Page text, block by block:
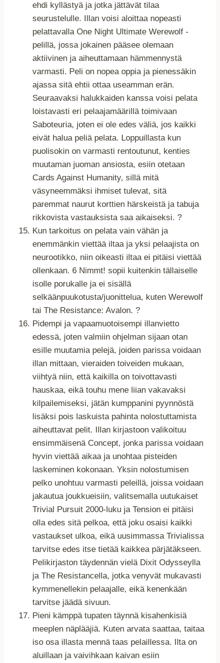
ehdi kyllästyä ja jotka jättävät tilaa
seurustelulle. Illan voisi aloittaa nopeasti
pelattavalla One Night Ultimate Werewolf -
pelillä, jossa jokainen pääsee olemaan
aktiivinen ja aiheuttamaan hämmennystä
varmasti. Peli on nopea oppia ja pienessäkin
ajassa sitä ehtii ottaa useamman erän.
Seuraavaksi halukkaiden kanssa voisi pelata
loistavasti eri pelaajamäärillä toimivaan
Saboteuria, joten ei ole edes väliä, jos kaikki
eivät halua peliä pelata. Loppuillasta kun
puolisokin on varmasti rentoutunut, kenties
muutaman juoman ansiosta, esiin otetaan
Cards Against Humanity, sillä mitä
väsyneemmäksi ihmiset tulevat, sitä
paremmat naurut korttien härskeistä ja tabuja
rikkovista vastauksista saa aikaiseksi. ?
Kun tarkoitus on pelata vain vähän ja
enemmänkin viettää iltaa ja yksi pelaajista on
neurootikko, niin oikeasti iltaa ei pitäisi viettää
ollenkaan. 6 Nimmt! sopii kuitenkin tällaiselle
isolle porukalle ja ei sisällä
selkäänpuukotusta/juonittelua, kuten Werewolf
tai The Resistance: Avalon. ?
Pidempi ja vapaamuotoisempi illanvietto
edessä, joten valmiin ohjelman sijaan otan
esille muutamia pelejä, joiden parissa voidaan
illan mittaan, vieraiden toiveiden mukaan,
viihtyä niin, että kaikilla on toivottavasti
hauskaa, eikä touhu mene liian vakavaksi
kilpailemiseksi, jätän kumppanini pyynnöstä
lisäksi pois laskuista pahinta nolostuttamista
aiheuttavat pelit. Illan kirjastoon valikoituu
ensimmäisenä Concept, jonka parissa voidaan
hyvin viettää aikaa ja unohtaa pisteiden
laskeminen kokonaan. Yksin nolostumisen
pelko unohtuu varmasti peleillä, joissa voidaan
jakautua joukkueisiin, valitsemalla uutukaiset
Trivial Pursuit 2000-luku ja Tension ei pitäisi
olla edes sitä pelkoa, että joku osaisi kaikki
vastaukset ulkoa, eikä uusimmassa Trivialissa
tarvitse edes itse tietää kaikkea pärjätäkseen.
Pelikirjaston täydennän vielä Dixit Odysseylla
ja The Resistancella, jotka venyvät mukavasti
kymmenellekin pelaajalle, eikä kenenkään
tarvitse jäädä sivuun.
Pieni kämppä tupaten täynnä kisahenkisiä
meeplen näplääjiä. Kuten arvata saattaa, taitaa
iso osa illasta mennä taas pelaillessa. Ilta on
aluillaan ja vaivihkaan kaivan esiin